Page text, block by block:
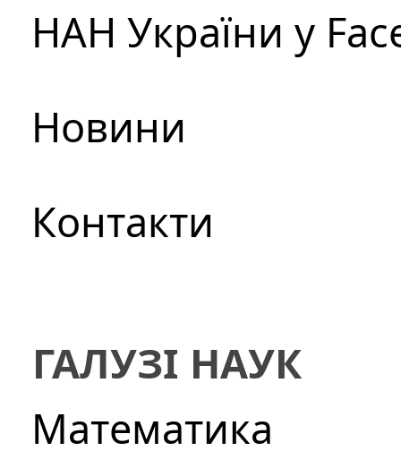
НАН України у
Новини
Контакти
ГАЛУЗІ НАУК
Математика